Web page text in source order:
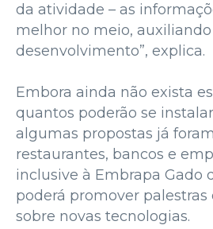
da atividade – as
melhor no meio,
desenvolvimento”, explica.
Embora ainda não exista
quantos poderão se
algumas propostas já
restaurantes, bancos e
inclusive à Embrapa Gado
poderá promover palestras
sobre novas tecnologias.